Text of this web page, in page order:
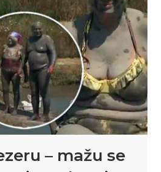
– mažu se